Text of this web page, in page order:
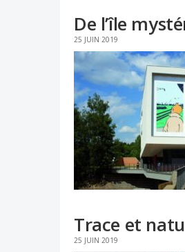
De l’île
25 JUIN 2019
Trace et
25 JUIN 2019